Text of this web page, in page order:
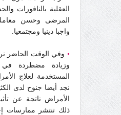
العقلية بالنافورات
المرضى وحسن
واجبا دينيا ومجتمعيا.
• وفي الوقت الحاضر
وزيادة مضطردة في
المستخدمة لعلاج
نجد أيضا جنوح لدى
الأمراض ناتجة عن
ذلك تنتشر ممارسات